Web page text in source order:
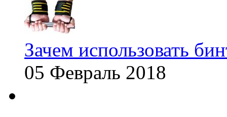
Зачем использовать
05 Февраль 2018